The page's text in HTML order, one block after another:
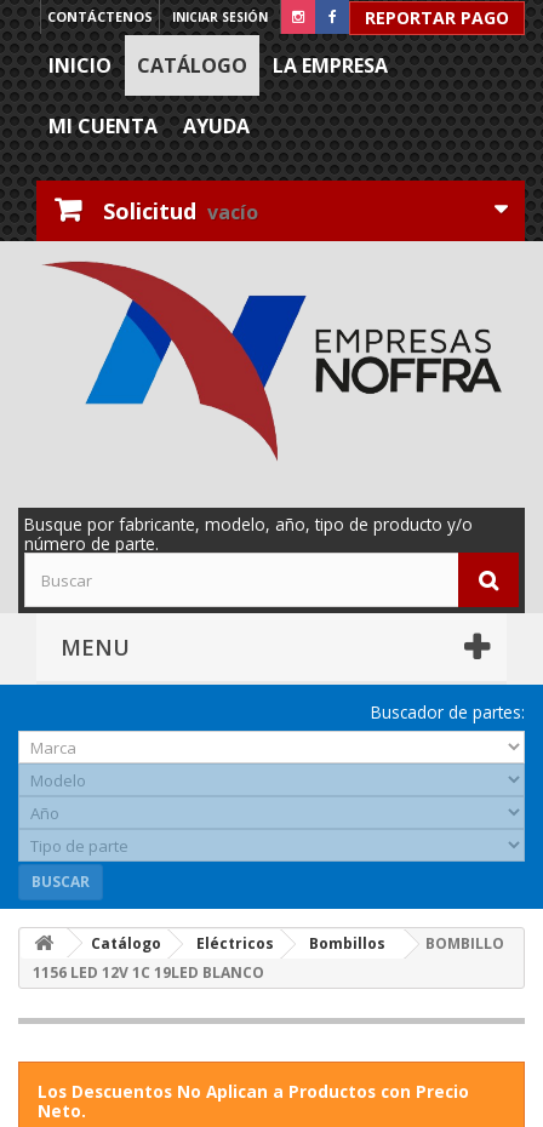
REPORTAR PAGO
INICIAR SESIÓN
CONTÁCTENOS
INICIO CATÁLOGO LA EMPRESA
MI CUENTA AYUDA
Solicitud vacío
Busque por fabricante, modelo, año, tipo de producto y/o
número de parte.
MENU
Buscador de partes:
BUSCAR
Catálogo Eléctricos Bombillos
BOMBILLO
1156 LED 12V 1C 19LED BLANCO
Los Descuentos No Aplican a Productos con Precio
Neto.